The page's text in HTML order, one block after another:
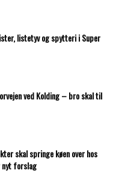
listetyv og spytteri i Super
ved Kolding – bro skal til
skal springe køen over hos
nyt forslag